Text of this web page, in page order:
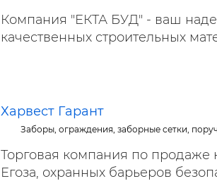
Компания "ЕКТА БУД" - ваш
качественных строительных
Харвест Гарант
Заборы, ограждения, заборные сетки,
Торговая компания по
Егоза, охранных барьеров